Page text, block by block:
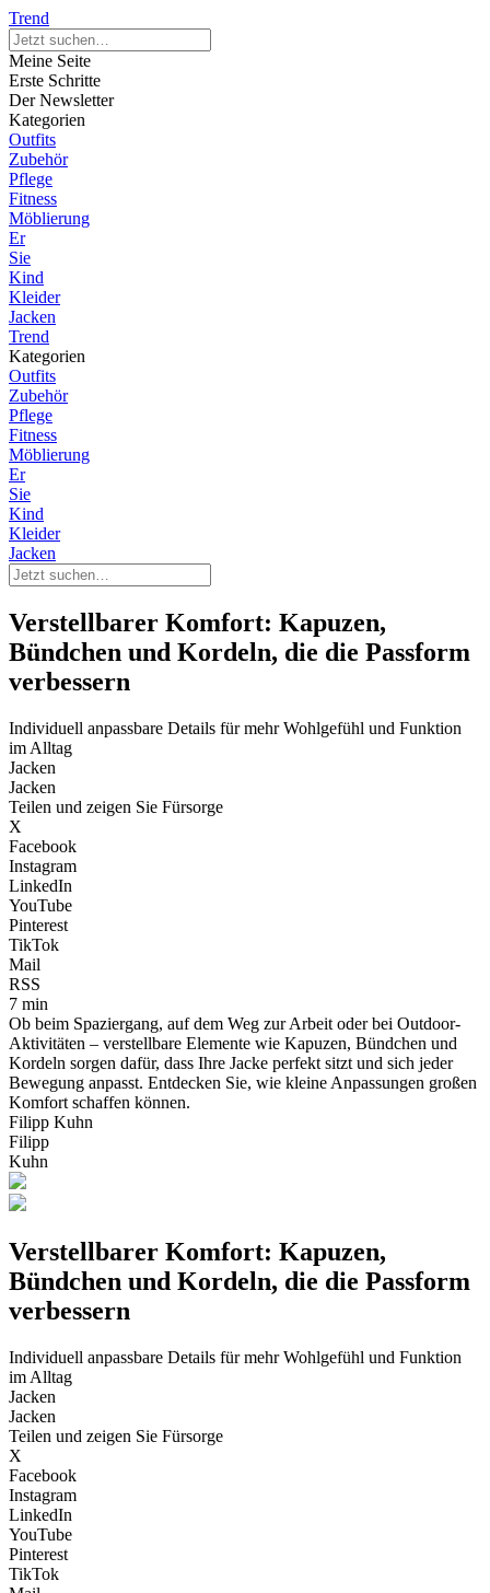
Trend
Meine Seite
Erste Schritte
Der Newsletter
Kategorien
Outfits
Zubehör
Pflege
Fitness
Möblierung
Er
Sie
Kind
Kleider
Jacken
Trend
Kategorien
Outfits
Zubehör
Pflege
Fitness
Möblierung
Er
Sie
Kind
Kleider
Jacken
Verstellbarer Komfort: Kapuzen,
Bündchen und Kordeln, die die Passform
verbessern
Individuell anpassbare Details für mehr Wohlgefühl und Funktion
im Alltag
Jacken
Jacken
Teilen und zeigen Sie Fürsorge
X
Facebook
Instagram
LinkedIn
YouTube
Pinterest
TikTok
Mail
RSS
7 min
Ob beim Spaziergang, auf dem Weg zur Arbeit oder bei Outdoor-
Aktivitäten – verstellbare Elemente wie Kapuzen, Bündchen und
Kordeln sorgen dafür, dass Ihre Jacke perfekt sitzt und sich jeder
Bewegung anpasst. Entdecken Sie, wie kleine Anpassungen großen
Komfort schaffen können.
Filipp Kuhn
Filipp
Kuhn
Verstellbarer Komfort: Kapuzen,
Bündchen und Kordeln, die die Passform
verbessern
Individuell anpassbare Details für mehr Wohlgefühl und Funktion
im Alltag
Jacken
Jacken
Teilen und zeigen Sie Fürsorge
X
Facebook
Instagram
LinkedIn
YouTube
Pinterest
TikTok